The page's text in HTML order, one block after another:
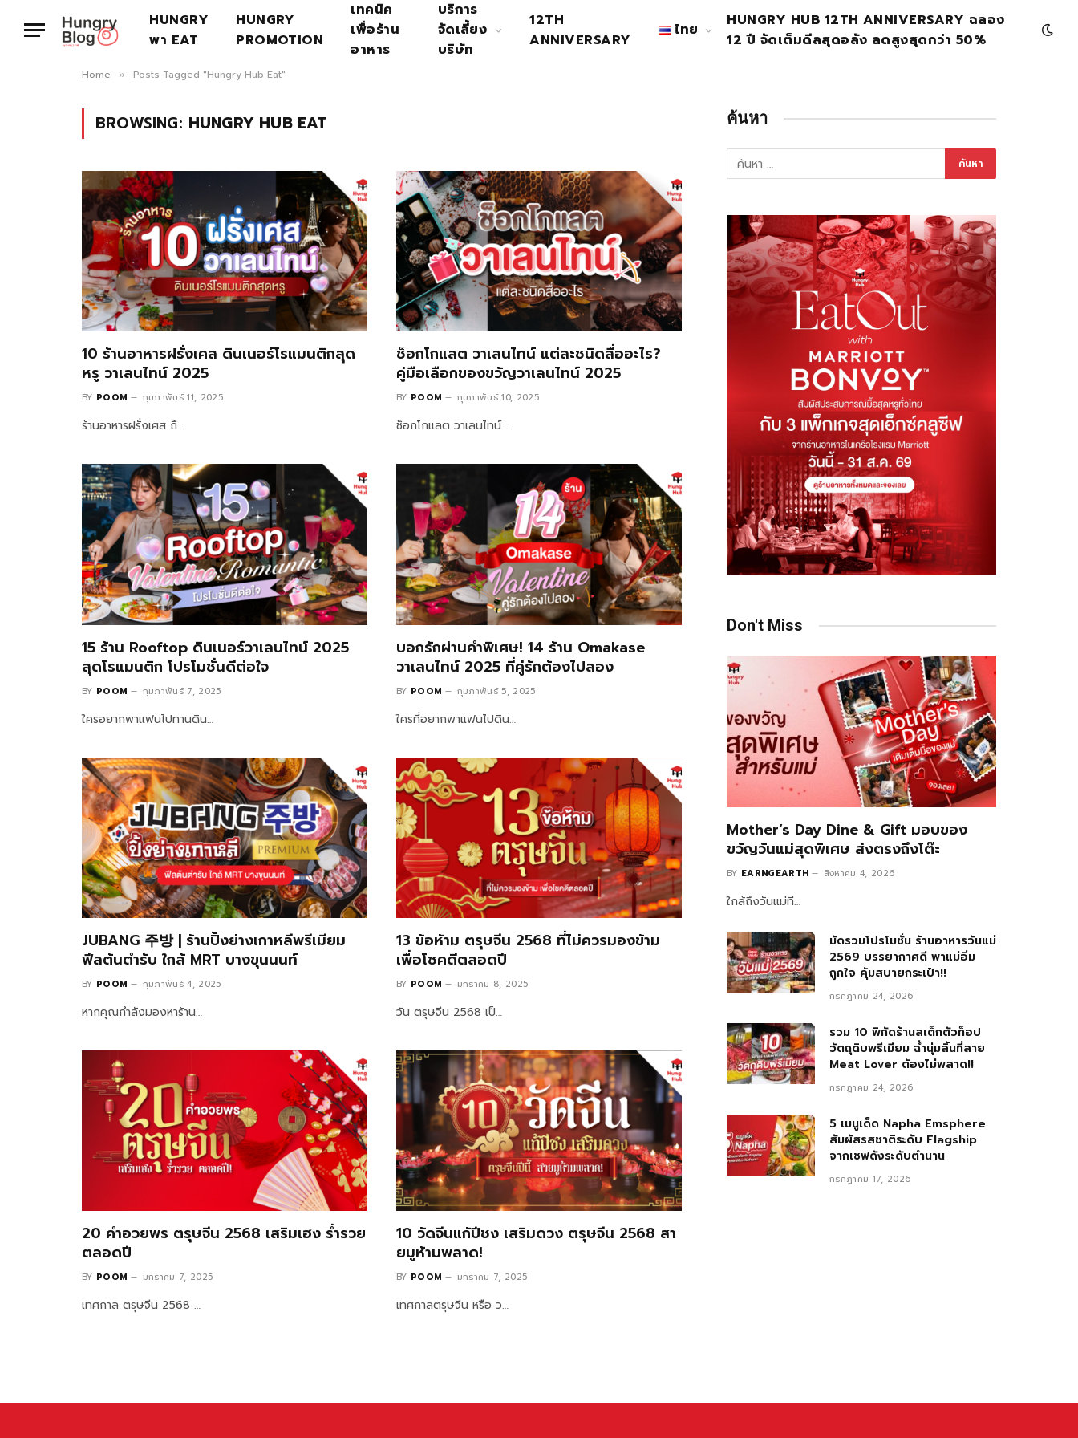
HUNGRY
พา EAT
HUNGRY
PROMOTION
เทคนิค
เพื่อร้าน
อาหาร
บริการ
จัดเลี้ยง
บริษัท
12TH
ANNIVERSARY
ไทย
HUNGRY HUB 12TH ANNIVERSARY ฉลอง
12 ปี จัดเต็มดีลสุดอลัง ลดสูงสุดกว่า 50%
Home » Posts Tagged "Hungry Hub Eat"
BROWSING: HUNGRY HUB EAT
10 ร้านอาหารฝรั่งเศส ดินเนอร์โรแมนติกสุด
หรู วาเลนไทน์ 2025
BY POOM กุมภาพันธ์ 11, 2025
ร้านอาหารฝรั่งเศส ถื…
ช็อกโกแลต วาเลนไทน์ แต่ละชนิดสื่ออะไร?
คู่มือเลือกของขวัญวาเลนไทน์ 2025
BY POOM กุมภาพันธ์ 10, 2025
ช็อกโกแลต วาเลนไทน์ …
15 ร้าน Rooftop ดินเนอร์วาเลนไทน์ 2025
สุดโรแมนติก โปรโมชั่นดีต่อใจ
BY POOM กุมภาพันธ์ 7, 2025
ใครอยากพาแฟนไปทานดิน…
บอกรักผ่านคำพิเศษ! 14 ร้าน Omakase
วาเลนไทน์ 2025 ที่คู่รักต้องไปลอง
BY POOM กุมภาพันธ์ 5, 2025
ใครที่อยากพาแฟนไปดิน…
JUBANG 주방 | ร้านปิ้งย่างเกาหลีพรีเมียม
ฟีลต้นตำรับ ใกล้ MRT บางขุนนนท์
BY POOM กุมภาพันธ์ 4, 2025
หากคุณกำลังมองหาร้าน…
13 ข้อห้าม ตรุษจีน 2568 ที่ไม่ควรมองข้าม
เพื่อโชคดีตลอดปี
BY POOM มกราคม 8, 2025
วัน ตรุษจีน 2568 เป็…
20 คำอวยพร ตรุษจีน 2568 เสริมเฮง ร่ำรวย
ตลอดปี
BY POOM มกราคม 7, 2025
เทศกาล ตรุษจีน 2568 …
10 วัดจีนแก้ปีชง เสริมดวง ตรุษจีน 2568 สา
ยมูห้ามพลาด!
BY POOM มกราคม 7, 2025
เทศกาลตรุษจีน หรือ ว…
ค้นหา
Don't Miss
Mother’s Day Dine & Gift มอบของ
ขวัญวันแม่สุดพิเศษ ส่งตรงถึงโต๊ะ
BY EARNGEARTH สิงหาคม 4, 2026
ใกล้ถึงวันแม่ที…
มัดรวมโปรโมชั่น ร้านอาหารวันแม่
2569 บรรยากาศดี พาแม่อิ่ม
ถูกใจ คุ้มสบายกระเป๋า!!
กรกฎาคม 24, 2026
รวม 10 พิกัดร้านสเต็กตัวท็อป
วัตถุดิบพรีเมียม ฉ่ำนุ่มลิ้นที่สาย
Meat Lover ต้องไม่พลาด!!
กรกฎาคม 24, 2026
5 เมนูเด็ด Napha Emsphere
สัมผัสรสชาติระดับ Flagship
จากเชฟดังระดับตำนาน
กรกฎาคม 17, 2026